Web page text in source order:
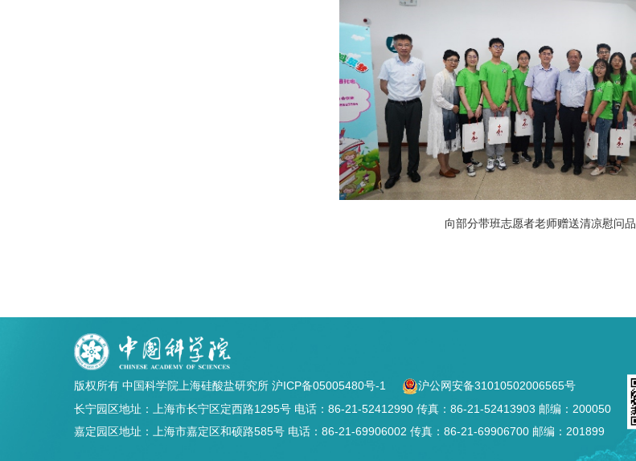
向部分带班志愿者老师赠送清凉慰问品
版权所有 中国科学院上海硅酸盐研究所 沪ICP备05005480号-1
沪公网安备31010502006565号
长宁园区地址：上海市长宁区定西路1295号 电话：86-21-52412990 传真：86-21-52413903 邮编：200050
嘉定园区地址：上海市嘉定区和硕路585号 电话：86-21-69906002 传真：86-21-69906700 邮编：201899